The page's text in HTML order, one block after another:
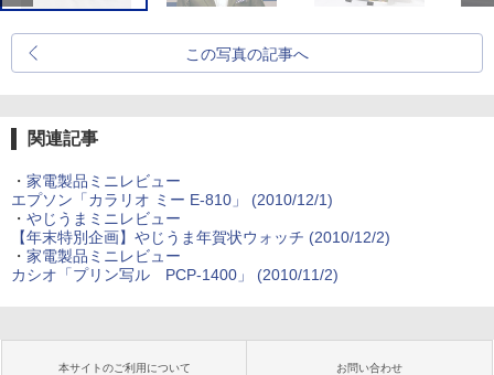
この写真の記事へ
関連記事
・ 家電製品ミニレビュー
エプソン「カラリオ ミー E-810」 (2010/12/1)
・ やじうまミニレビュー
【年末特別企画】やじうま年賀状ウォッチ (2010/12/2)
・ 家電製品ミニレビュー
カシオ「プリン写ル PCP-1400」 (2010/11/2)
本サイトのご利用について お問い合わせ